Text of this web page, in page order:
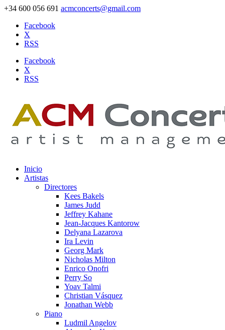
+34 600 056 691 acmconcerts@gmail.com
Facebook
X
RSS
Facebook
X
RSS
Inicio
Artistas
Directores
Kees Bakels
James Judd
Jeffrey Kahane
Jean-Jacques Kantorow
Delyana Lazarova
Ira Levin
Georg Mark
Nicholas Milton
Enrico Onofri
Perry So
Yoav Talmi
Christian Vásquez
Jonathan Webb
Piano
Ludmil Angelov